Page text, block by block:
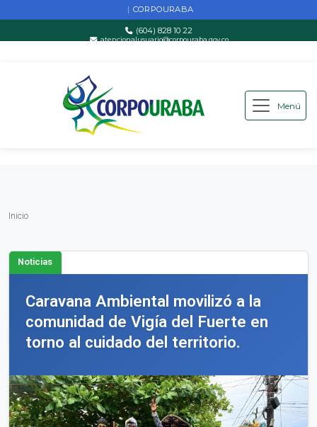
Saltar al contenido principal
(604) 828 10 22
atencionalusuario@corpouraba.gov.co
Menú
Inicio
Noticias
Caravana Ambiental movilizó a la
comunidad de Vigía del Fuerte en
torno al cuidado del territorio.